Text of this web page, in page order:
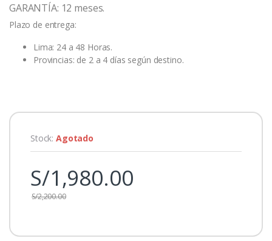
GARANTÍA: 12 meses.
Plazo de entrega:
Lima: 24 a 48 Horas.
Provincias: de 2 a 4 días según destino.
Stock:Agotado
S/1,980.00
S/2,200.00